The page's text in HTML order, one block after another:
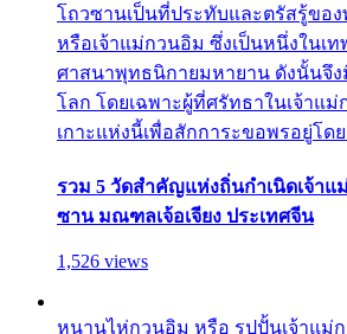
โถวซานเป็นที่ประทับและตรัสรู้ขอ
หรือเจ้าแม่กวนอิม ซึ่งเป็นหนึ่งในเ
ศาสนาพุทธนิกายมหายาน ดังนั้นจึ
โลก โดยเฉพาะผู้ที่ศรัทธาในเจ้าแ
เกาะแห่งนี้เพื่อสักการะขอพรอยู่โด
รวม 5 วัดสำคัญแห่งถิ่นกำเนิดเจ้าแ
ซาน มณฑลเจ้อเจียง ประเทศจีน
1,526 views
หนานไห่กวนอิม หรือ รูปปั้นเจ้าแม่ก